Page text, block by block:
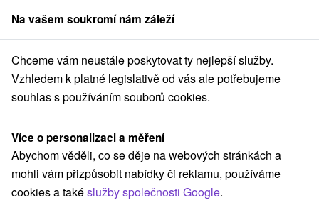
člen skupinySorger
Atrakce na Slovensku Kaštiele Horehronie
Kaštiele Horehronie
Kategorie
Všechny kategorie
Šport(1)
Túry a turistické chodníky(11)
Na vašem soukromí nám záleží
Chceme vám neustále poskytovat ty nejlepší služby.
Vzhledem k platné legislativě od vás ale potřebujeme
souhlas s používáním souborů cookies.
Více o personalizaci a měření
Abychom věděli, co se děje na webových stránkách a
mohli vám přizpůsobit nabídky či reklamu, používáme
cookies a takéslužby společnosti Google.